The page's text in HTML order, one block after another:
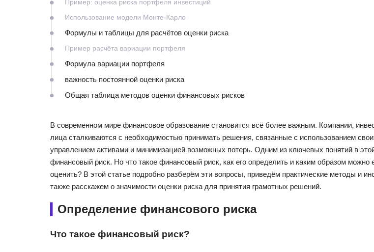
Пример: оценка риска портфеля инвестиций
Использование модели Монте-Карло
Формулы и таблицы для расчётов оценки риска
Пример расчёта вариации портфеля
Формула вариации портфеля
важность постоянной оценки риска
Общая таблица методов оценки финансовых рисков
В современном мире финансовое образование становится всё более важным. Компании,
лица сталкиваются с необходимостью принимать решения, связанные с использованием
управлением активами и минимизацией возможных потерь. Одним из ключевых понятий в
финансовый риск. Но что такое финансовый риск, как его определить и каким образом можно
оценить? В этой статье подробно разберём эти вопросы, приведём практические методы и
также расскажем о значимости оценки риска для принятия грамотных решений.
Определение финансового риска
Что такое финансовый риск?